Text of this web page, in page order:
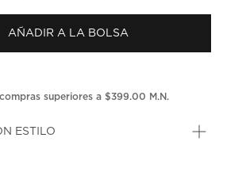
puntuación.
en
la
AÑADIR A LA BOLSA
superiores a $399.00 M.N.
ESTILO